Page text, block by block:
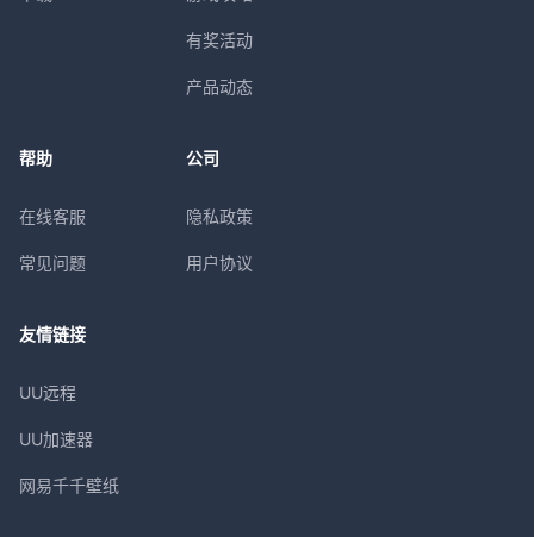
有奖活动
产品动态
帮助
在线客服
常见问题
公司
隐私政策
用户协议
友情链接
UU远程
UU加速器
网易千千壁纸